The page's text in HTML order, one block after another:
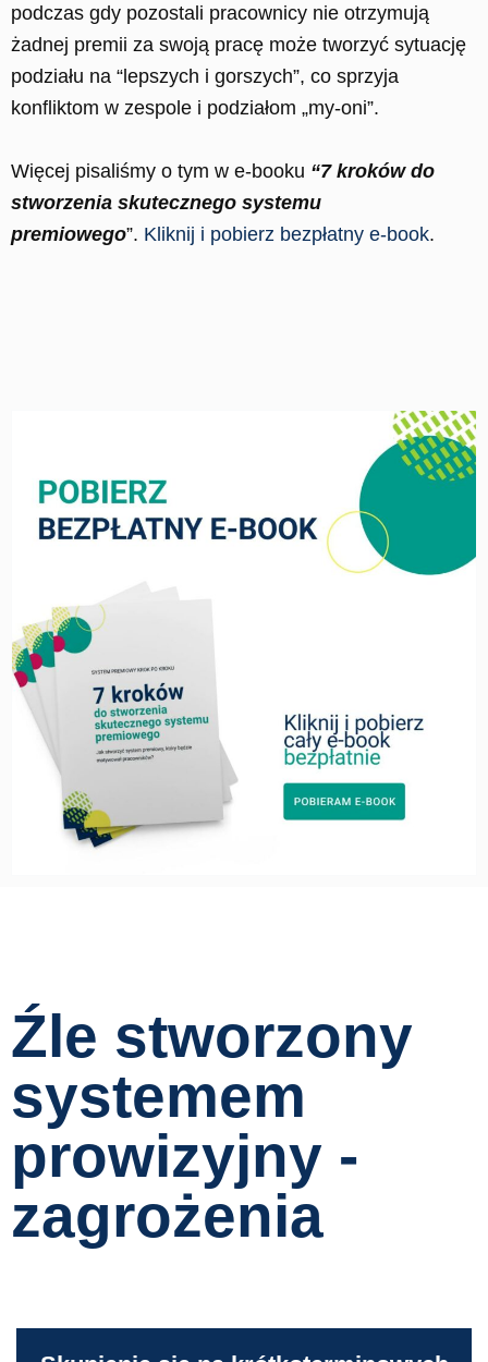
podczas gdy pozostali pracownicy nie otrzymują
żadnej premii za swoją pracę może tworzyć sytuację
podziału na “lepszych i gorszych”, co sprzyja
konfliktom w zespole i podziałom „my-oni”.
Więcej pisaliśmy o tym w e-booku “7 kroków do
stworzenia skutecznego systemu
premiowego”. Kliknij i pobierz bezpłatny e-book.
Źle stworzony
systemem
prowizyjny -
zagrożenia